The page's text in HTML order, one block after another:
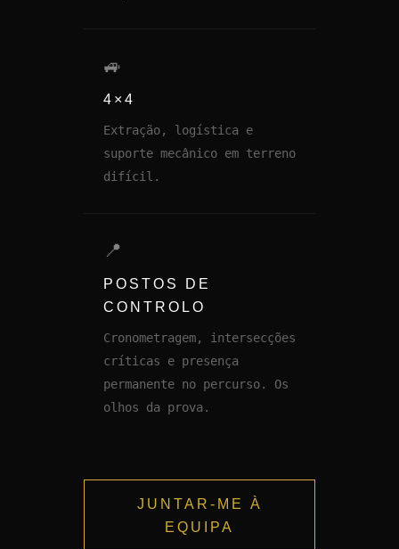
🚙
4×4
Extração, logística e
suporte mecânico em terreno
difícil.
📍
POSTOS DE
CONTROLO
Cronometragem, intersecções
críticas e presença
permanente no percurso. Os
olhos da prova.
JUNTAR-ME À
EQUIPA